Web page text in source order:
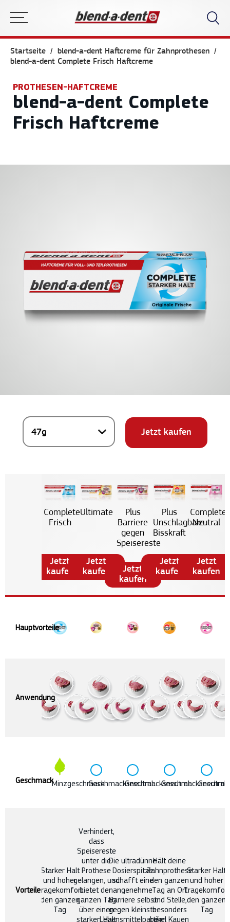
Startseite
blend-a-dent Haftcreme für Zahnprothese n
blend-a-dent Complete Frisch Haftcreme
PROTHESEN-HAFTCREME
blend-a-dent Complete
Frisch Haftcreme
Jetzt kaufen
Complete
Frisch
Jetzt
kaufen
Ultimate
Jetzt
kaufen
Plus
Barriere
gegen
Speisereste
Jetzt
kaufen
Plus
Unschlagbare
Bisskraft
Jetzt
kaufen
Complete
Neutral
Jetzt
kaufen
Hauptvorteile
Anwendung
Geschmack
Vorteile
Starker Halt
und hoher
Tragekomfort
den ganzen
Tag
Verhindert,
dass
Speisereste
unter die
Prothese
gelangen, und
bietet den
ganzen Tag
über einen
starken Halt
Die ultradünne
Dosierspitze
schafft eine
angenehme
Barriere selbst
gegen kleinste
Lebensmittelpartikel
Hält deine
Zahnprothese
den ganzen
Tag an Ort
und Stelle,
besonders
beim Kauen
Starker Halt
und hoher
Tragekomfort
den ganzen
Tag